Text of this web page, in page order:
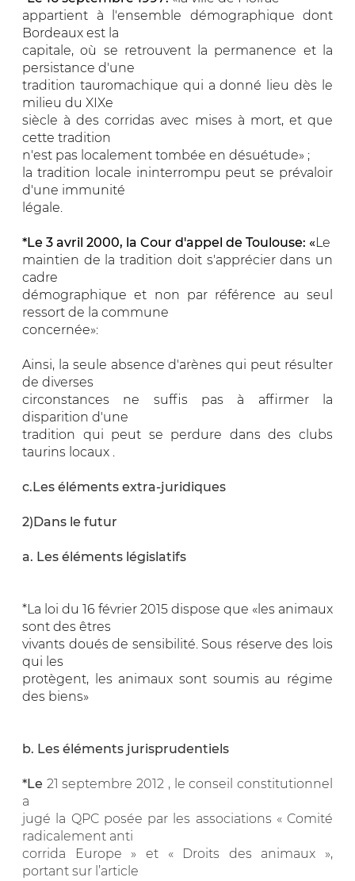
appartient à l'ensemble démographique dont
Bordeaux est la
capitale, où se retrouvent la permanence et la
persistance d'une
tradition tauromachique qui a donné lieu dès le
milieu du XIXe
siècle à des corridas avec mises à mort, et que
cette tradition
n'est pas localement tombée en désuétude» ;
la tradition locale ininterrompu peut se prévaloir
d'une immunité
légale.
*Le 3 avril 2000, la Cour d'appel de Toulouse: «Le
maintien de la tradition doit s'apprécier dans un
cadre
démographique et non par référence au seul
ressort de la commune
concernée»:
Ainsi, la seule absence d'arènes qui peut résulter
de diverses
circonstances ne suffis pas à affirmer la
disparition d'une
tradition qui peut se perdure dans des clubs
taurins locaux .
c.Les éléments extra-juridiques
2)Dans le futur
a. Les éléments législatifs
*La loi du 16 février 2015 dispose que «les animaux
sont des êtres
vivants doués de sensibilité. Sous réserve des lois
qui les
protègent, les animaux sont soumis au régime
des biens»
b. Les éléments jurisprudentiels
*Le 21 septembre 2012 , le conseil constitutionnel
a
jugé la QPC posée par les associations « Comité
radicalement anti
corrida Europe » et « Droits des animaux »,
portant sur l’article